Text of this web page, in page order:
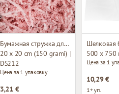
Бумажная стружка для декорирования
20 x 20 cm (150 grami) |
DS212
Цена за 1 упаковку
3,21 €
Шелковая
500 x 750
Цена за 1
10,29 €
1+ уп.